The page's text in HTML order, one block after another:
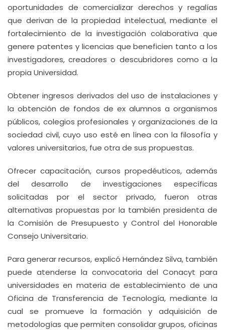
oportunidades de comercializar derechos y regalías
que derivan de la propiedad intelectual, mediante el
fortalecimiento de la investigación colaborativa que
genere patentes y licencias que beneficien tanto a los
investigadores, creadores o descubridores como a la
propia Universidad.
Obtener ingresos derivados del uso de instalaciones y
la obtención de fondos de ex alumnos a organismos
públicos, colegios profesionales y organizaciones de la
sociedad civil, cuyo uso esté en línea con la filosofía y
valores universitarios, fue otra de sus propuestas.
Ofrecer capacitación, cursos propedéuticos, además
del desarrollo de investigaciones específicas
solicitadas por el sector privado, fueron otras
alternativas propuestas por la también presidenta de
la Comisión de Presupuesto y Control del Honorable
Consejo Universitario.
Para generar recursos, explicó Hernández Silva, también
puede atenderse la convocatoria del Conacyt para
universidades en materia de establecimiento de una
Oficina de Transferencia de Tecnología, mediante la
cual se promueve la formación y adquisición de
metodologías que permiten consolidar grupos, oficinas